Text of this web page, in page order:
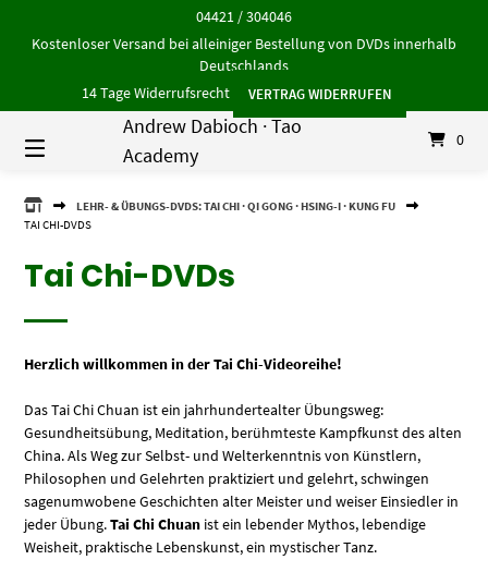
Inhalt
04421 / 304046
Kostenloser Versand bei alleiniger Bestellung von DVDs innerhalb
Deutschlands
14 Tage Widerrufsrecht
VERTRAG WIDERRUFEN
Andrew Dabioch · Tao
Academy
0
ANDREW
DABIOCH
ACADEMY
LEHR- & ÜBUNGS-DVDS: TAI CHI · QI GONG · HSING-I · KUNG FU
TAI CHI-DVDS
Tai Chi-DVDs
Herzlich willkommen in der Tai Chi-Videoreihe!
Das Tai Chi Chuan ist ein jahrhundertealter Übungsweg:
Gesundheitsübung, Meditation, berühmteste Kampfkunst des alten
China. Als Weg zur Selbst- und Welterkenntnis von Künstlern,
Philosophen und Gelehrten praktiziert und gelehrt, schwingen
sagenumwobene Geschichten alter Meister und weiser Einsiedler in
jeder Übung.Tai Chi Chuan ist ein lebender Mythos, lebendige
Weisheit, praktische Lebenskunst, ein mystischer Tanz.